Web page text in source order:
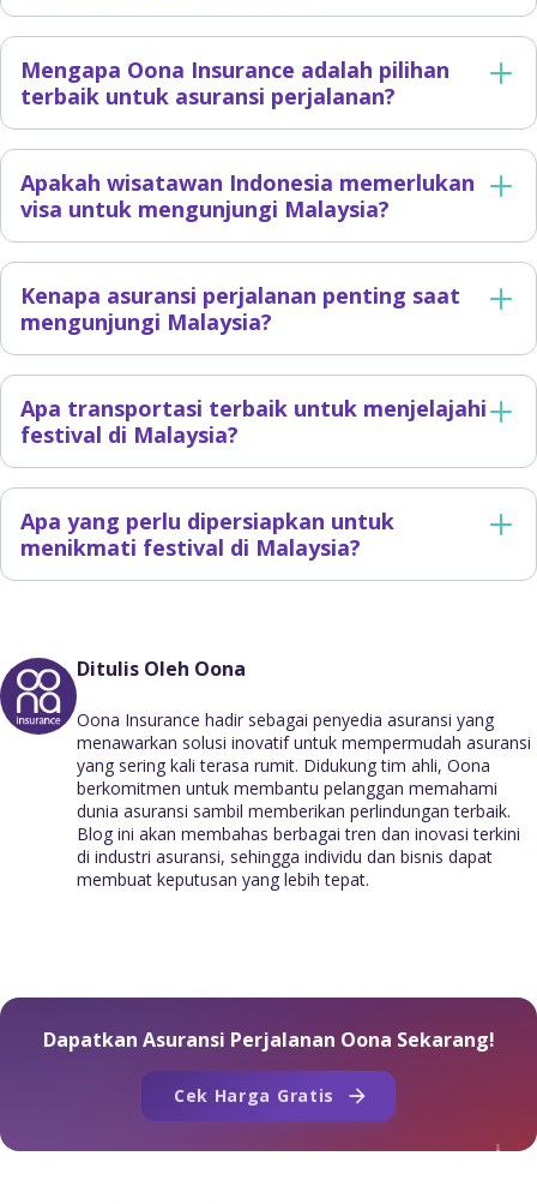
Mengapa Oona Insurance adalah pilihan
terbaik untuk asuransi perjalanan?
Apakah wisatawan Indonesia memerlukan
visa untuk mengunjungi Malaysia?
Kenapa asuransi perjalanan penting saat
mengunjungi Malaysia?
Apa transportasi terbaik untuk menjelajahi
festival di Malaysia?
Apa yang perlu dipersiapkan untuk
menikmati festival di Malaysia?
Ditulis Oleh Oona
Oona Insurance hadir sebagai penyedia asuransi yang
menawarkan solusi inovatif untuk mempermudah asuransi
yang sering kali terasa rumit. Didukung tim ahli, Oona
berkomitmen untuk membantu pelanggan memahami
dunia asuransi sambil memberikan perlindungan terbaik.
Blog ini akan membahas berbagai tren dan inovasi terkini
di industri asuransi, sehingga individu dan bisnis dapat
membuat keputusan yang lebih tepat.
Dapatkan Asuransi Perjalanan Oona Sekarang!
Cek Harga Gratis